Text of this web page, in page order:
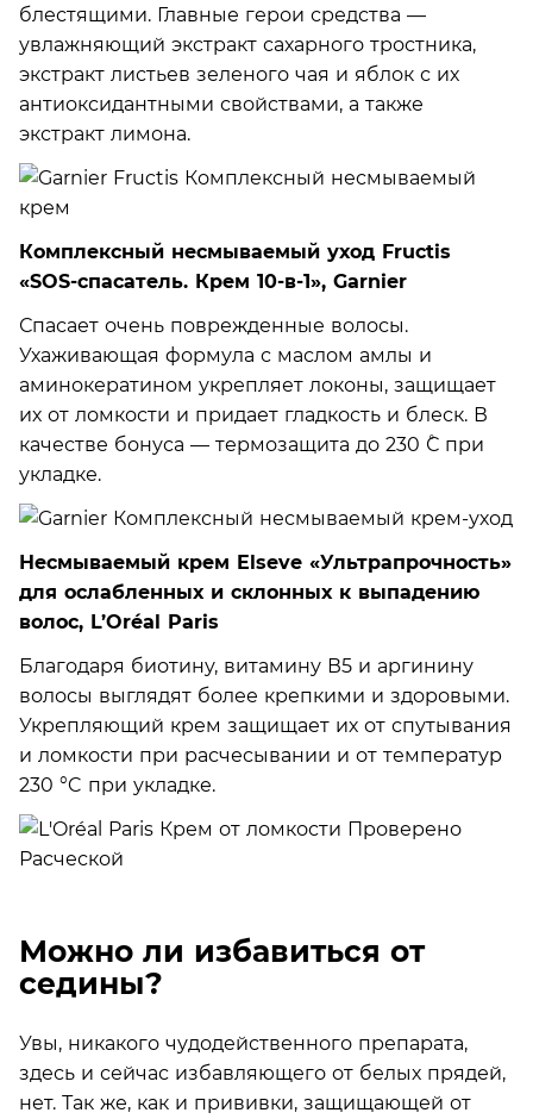
блестящими. Главные герои средства —
увлажняющий экстракт сахарного тростника,
экстракт листьев зеленого чая и яблок с их
антиоксидантными свойствами, а также
экстракт лимона.
Комплексный несмываемый уход Fructis
«SOS-спасатель. Крем 10-в-1», Garnier
Спасает очень поврежденные волосы.
Ухаживающая формула с маслом амлы и
аминокератином укрепляет локоны, защищает
их от ломкости и придает гладкость и блеск. В
качестве бонуса — термозащита до 230 ˚С при
укладке.
Несмываемый крем Elseve «Ультрапрочность»
для ослабленных и склонных к выпадению
волос, L’Oréal Paris
Благодаря биотину, витамину В5 и аргинину
волосы выглядят более крепкими и здоровыми.
Укрепляющий крем защищает их от спутывания
и ломкости при расчесывании и от температур
230 °C при укладке.
Можно ли избавиться от
седины?
Увы, никакого чудодейственного препарата,
здесь и сейчас избавляющего от белых прядей,
нет. Так же, как и прививки, защищающей от